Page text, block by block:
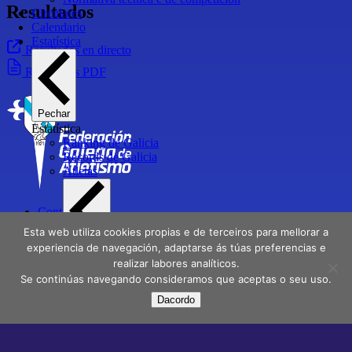
Circulares
Calendario
Estatística
Pechar
Estatística
Ranking de Galicia
Récords de Galicia
Atletas
Pechar
Atletas Campións de Galicia
Atletas medallistas e finalistas en Campionatos de
Resultados
Resultados en directo
Resultados PDF
Contactar
Directorio
Delegacións
Política de privacidade
Instagram Youtube
Esta web utiliza cookies propias e de terceiros para mellorar a
experiencia de navegación, adaptarse ás túas preferencias e
realizar labores analíticos.
Se continúas navegando consideramos que aceptas o seu uso.
Dacordo